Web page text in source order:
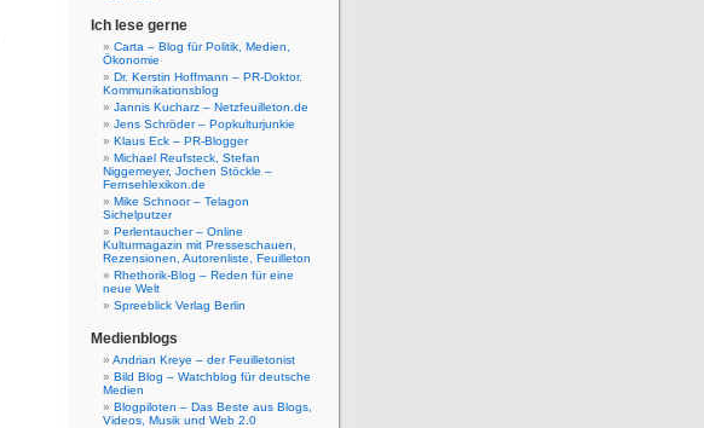
Ich lese gerne
Carta – Blog für Politik, Medien,
Ökonomie
Dr. Kerstin Hoffmann – PR-Doktor.
Kommunikationsblog
Jannis Kucharz – Netzfeuilleton.de
Jens Schröder – Popkulturjunkie
Klaus Eck – PR-Blogger
Michael Reufsteck, Stefan
Niggemeyer, Jochen Stöckle –
Fernsehlexikon.de
Mike Schnoor – Telagon
Sichelputzer
Perlentaucher – Online
Kulturmagazin mit Presseschauen,
Rezensionen, Autorenliste, Feuilleton
Rhethorik-Blog – Reden für eine
neue Welt
Spreeblick Verlag Berlin
Medienblogs
Andrian Kreye – der Feuilletonist
Bild Blog – Watchblog für deutsche
Medien
Blogpiloten – Das Beste aus Blogs,
Videos, Musik und Web 2.0